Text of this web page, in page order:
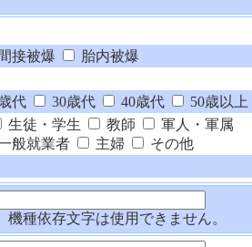
間接被爆
胎内被爆
代 30歳代 40歳代 50歳以上
生徒・学生 教師
軍人・軍属
般就業者 主婦
その他
種依存文字は使用できません。